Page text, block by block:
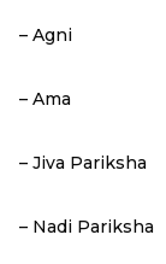
– Agni
– Ama
– Jiva Pariksha
– Nadi Pariksha